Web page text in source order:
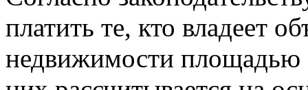
платить те, кто владеет
недвижимости площадью